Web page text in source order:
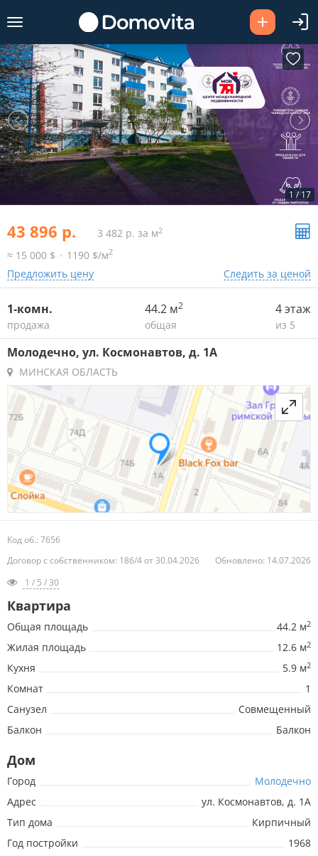
1 /17
43 896 р. 3 482 р. за м2
≈ 15 000 $ 1190 $/м2
Предложить цену Следить за ценой
1-комн.
продажа
44.2 м2
общая
4 этаж
из 5
Молодечно, ул. Космонавтов, д. 1А
МИНСКАЯ ОБЛАСТЬ
Код об.: 7656
Договор с собственником: 186/4 от 30.04.2026
Обновлено: 14.07.2026
1 / 5 / 30
Квартира
Общая площадь 44.2 м2
Жилая площадь 12.6 м2
Кухня 5.9 м2
Комнат
1
Санузел
Совмещенный
Балкон
Балкон
Дом
Город
Молодечно
Адрес
ул. Космонавтов, д. 1А
Тип дома
Кирпичный
Год постройки
1968